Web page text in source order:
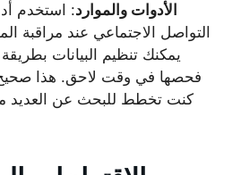
الأدوات والموارد: استخدم
التواصل الاجتماعي عند مراقبة
يمكنك تنظيم البيانات
فحصها في وقت لاحق. هذا
كنت تخطط للبحث عن العديد